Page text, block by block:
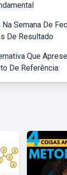
Semana De
De Resultado
Que
De Referência: